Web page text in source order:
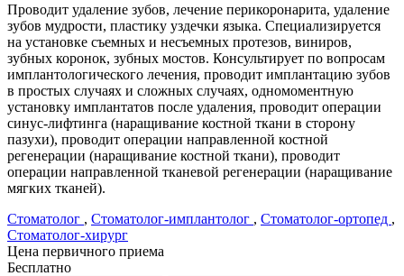
Проводит удаление зубов, лечение перикоронарита, удаление
зубов мудрости, пластику уздечки языка. Специализируется
на установке съемных и несъемных протезов, виниров,
зубных коронок, зубных мостов. Консультирует по вопросам
имплантологического лечения, проводит имплантацию зубов
в простых случаях и сложных случаях, одномоментную
установку имплантатов после удаления, проводит операции
синус-лифтинга (наращивание костной ткани в сторону
пазухи), проводит операции направленной костной
регенерации (наращивание костной ткани), проводит
операции направленной тканевой регенерации (наращивание
мягких тканей).
Стоматолог , Стоматолог-имплантолог , Стоматолог-ортопед ,
Стоматолог-хирург
Цена первичного приема
Бесплатно